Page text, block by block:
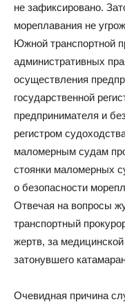
не зафиксировано.
мореплавания не
Южной транспортной
административных
осуществления
государственной
предпринимателя и
регистром
маломерным судам
стоянки маломерных
о безопасности
Отвечая на вопросы
транспортный
жертв, за
затонувшего
Очевидная причина